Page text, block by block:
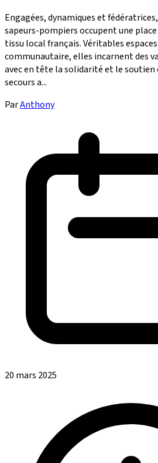
Engagées, dynamiques et
sapeurs-pompiers occupent une
tissu local français. Véritables
communautaire, elles incarnent des
avec en tête la solidarité et le soutien
secours a...
ParAnthony
20 mars 2025